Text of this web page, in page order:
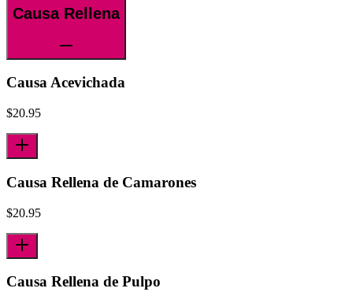
Causa Rellena
Causa Acevichada
$20.95
Causa Rellena de Camarones
$20.95
Causa Rellena de Pulpo